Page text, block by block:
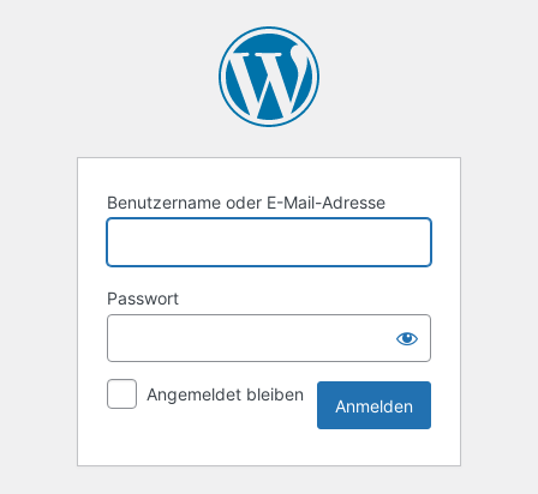
Benutzername oder E-Mail-Adresse
Passwort
Angemeldet bleiben